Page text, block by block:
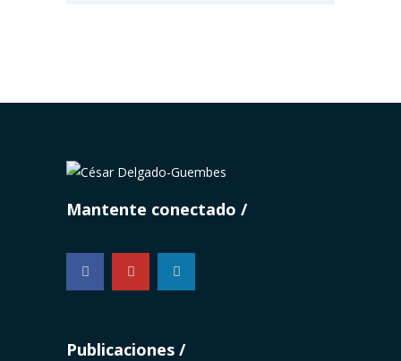
Mantente conectado
...
Publicaciones